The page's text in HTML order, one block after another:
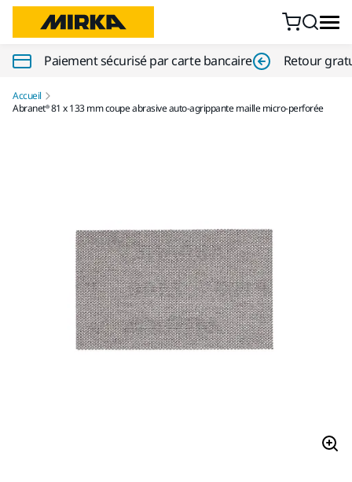
Paiement sécurisé par carte bancaire Retour
Accueil
Abranet® 81 x 133 mm coupe abrasive auto-agrippante maille micro-perforée